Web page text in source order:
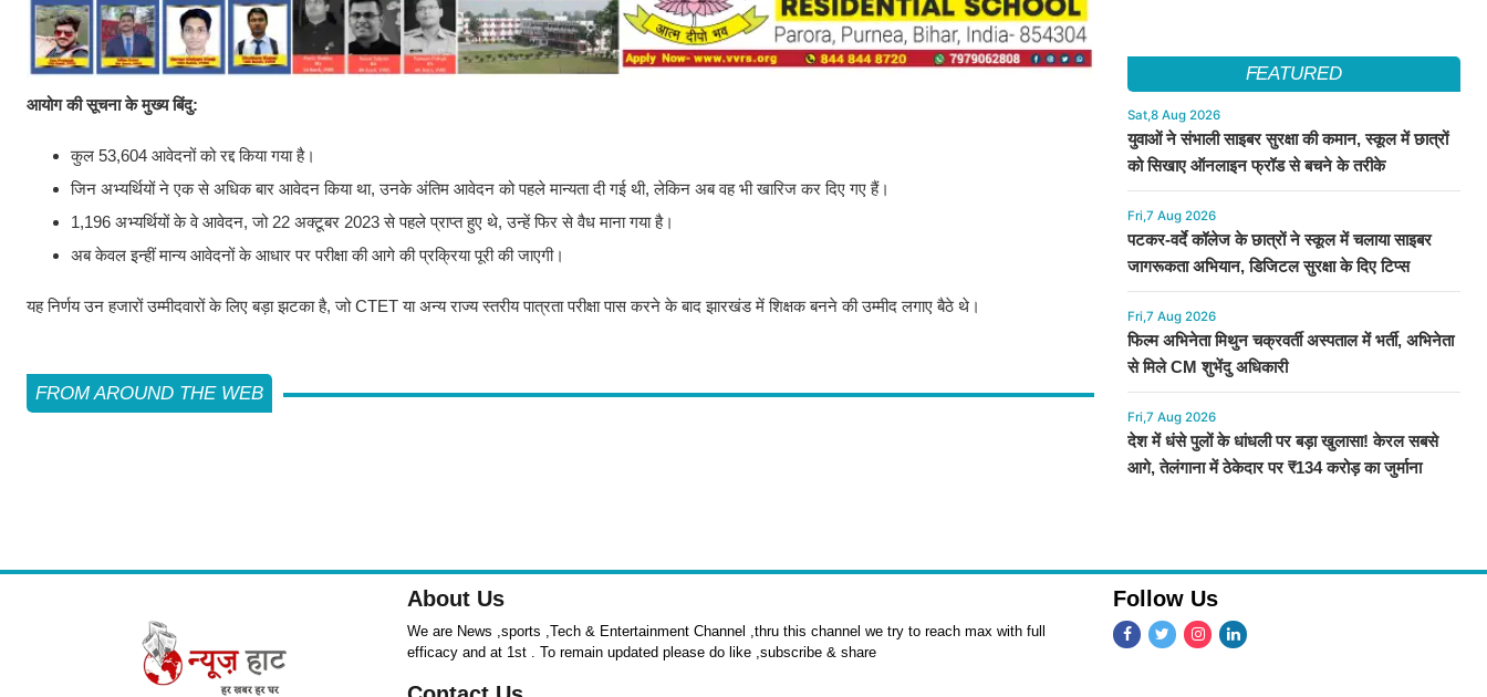
आयोग की सूचना के मुख्य बिंदु:
कुल 53,604 आवेदनों को रद्द किया गया है।
जिन अभ्यर्थियों ने एक से अधिक बार आवेदन किया था, उनके अंतिम आवेदन को पहले मान्यता दी गई थी, लेकिन अब वह भी खारिज कर दिए गए हैं।
1,196 अभ्यर्थियों के वे आवेदन, जो 22 अक्टूबर 2023 से पहले प्राप्त हुए थे, उन्हें फिर से वैध माना गया है।
अब केवल इन्हीं मान्य आवेदनों के आधार पर परीक्षा की आगे की प्रक्रिया पूरी की जाएगी।
यह निर्णय उन हजारों उम्मीदवारों के लिए बड़ा झटका है, जो CTET या अन्य राज्य स्तरीय पात्रता परीक्षा पास करने के बाद झारखंड में शिक्षक बनने की उम्मीद लगाए बैठे थे।
FROM AROUND THE WEB
FEATURED
Sat,8 Aug 2026
युवाओं ने संभाली साइबर सुरक्षा की कमान, स्कूल में छात्रों
को सिखाए ऑनलाइन फ्रॉड से बचने के तरीके
Fri,7 Aug 2026
पटकर-वर्दे कॉलेज के छात्रों ने स्कूल में चलाया साइबर
जागरूकता अभियान, डिजिटल सुरक्षा के दिए टिप्स
Fri,7 Aug 2026
फिल्म अभिनेता मिथुन चक्रवर्ती अस्पताल में भर्ती, अभिनेता
से मिले CM शुभेंदु अधिकारी
Fri,7 Aug 2026
देश में धंसे पुलों के धांधली पर बड़ा खुलासा! केरल सबसे
आगे, तेलंगाना में ठेकेदार पर ₹134 करोड़ का जुर्माना
About Us
We are News ,sports ,Tech & Entertainment Channel ,thru this channel we try to reach max with full
efficacy and at 1st . To remain updated please do like ,subscribe & share
Follow Us